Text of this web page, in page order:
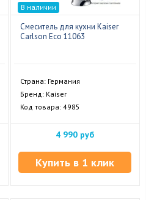
В наличии
Смеситель для кухни Kaiser
Carlson Eco 11063
Страна: Германия
Бренд: Kaiser
Код товара: 4985
4 990 руб
Купить в 1 клик